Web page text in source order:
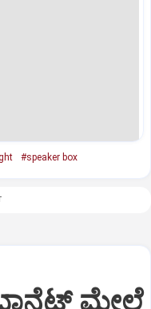
#speaker box
ಬಾನೆಟ್ ಮೇಲೆ